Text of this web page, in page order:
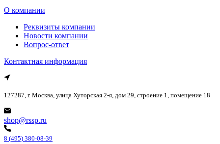
О компании
Реквизиты компании
Новости компании
Вопрос-ответ
Контактная информация
127287, г. Москва, улица Хуторская 2-я, дом 29, строение 1, помещение 18
shop@rssp.ru
8 (495) 380-08-39